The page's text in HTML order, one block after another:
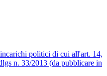
politici di cui all'art. 14,
n. 33/2013 (da pubblicare in